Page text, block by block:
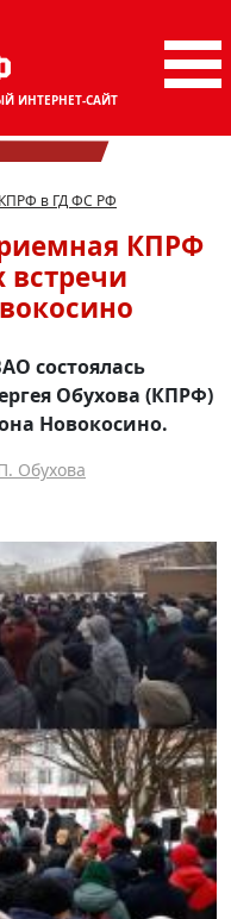
ИНТЕРНЕТ-САЙТ
в ГД ФС РФ
КПРФ
встречи
состоялась
Обухова (КПРФ)
Новокосино.
Обухова